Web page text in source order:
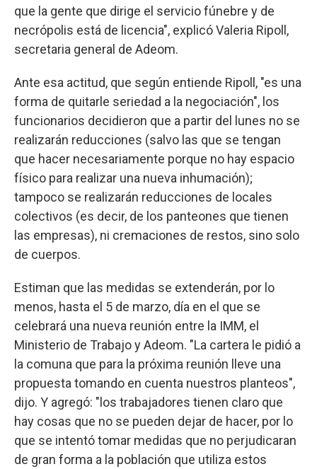
que la gente que dirige el servicio fúnebre y de
necrópolis está de licencia", explicó Valeria Ripoll,
secretaria general de Adeom.
Ante esa actitud, que según entiende Ripoll, "es una
forma de quitarle seriedad a la negociación", los
funcionarios decidieron que a partir del lunes no se
realizarán reducciones (salvo las que se tengan
que hacer necesariamente porque no hay espacio
físico para realizar una nueva inhumación);
tampoco se realizarán reducciones de locales
colectivos (es decir, de los panteones que tienen
las empresas), ni cremaciones de restos, sino solo
de cuerpos.
Estiman que las medidas se extenderán, por lo
menos, hasta el 5 de marzo, día en el que se
celebrará una nueva reunión entre la IMM, el
Ministerio de Trabajo y Adeom. "La cartera le pidió a
la comuna que para la próxima reunión lleve una
propuesta tomando en cuenta nuestros planteos",
dijo. Y agregó: "los trabajadores tienen claro que
hay cosas que no se pueden dejar de hacer, por lo
que se intentó tomar medidas que no perjudicaran
de gran forma a la población que utiliza estos